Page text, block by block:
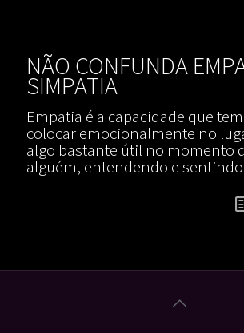
NÃO CONFUNDA
SIMPATIA
Empatia é a capacidade que
colocar emocionalmente no
algo bastante útil no momento
alguém, entendendo e sentindo